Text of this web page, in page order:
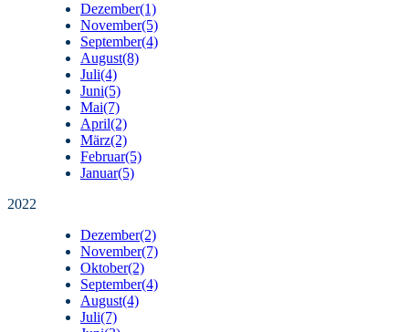
Dezember(1)
November(5)
September(4)
August(8)
Juli(4)
Juni(5)
Mai(7)
April(2)
März(2)
Februar(5)
Januar(5)
2022
Dezember(2)
November(7)
Oktober(2)
September(4)
August(4)
Juli(7)